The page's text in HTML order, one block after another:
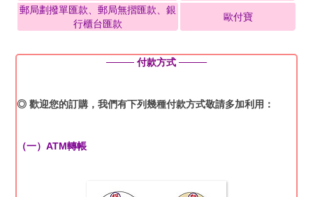
郵局劃撥單匯款、郵局無摺匯款、銀
行櫃台匯款
歐付寶
──── 付款方式 ────
◎ 歡迎您的訂購，我們有下列幾種付款方式敬請多加利用：
（一）ATM轉帳